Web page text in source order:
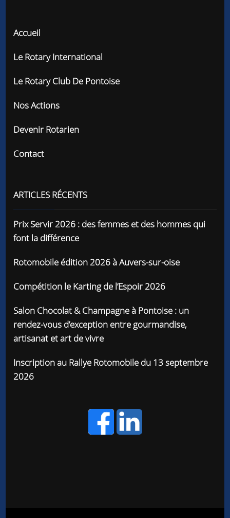
Accueil
Le Rotary International
Le Rotary Club De Pontoise
Nos Actions
Devenir Rotarien
Contact
ARTICLES RÉCENTS
Prix Servir 2026 : des femmes et des hommes qui
font la différence
Rotomobile édition 2026 à Auvers-sur-oise
Compétition le Karting de l’Espoir 2026
Salon Chocolat & Champagne à Pontoise : un
rendez-vous d’exception entre gourmandise,
artisanat et art de vivre
Inscription au Rallye Rotomobile du 13 septembre
2026